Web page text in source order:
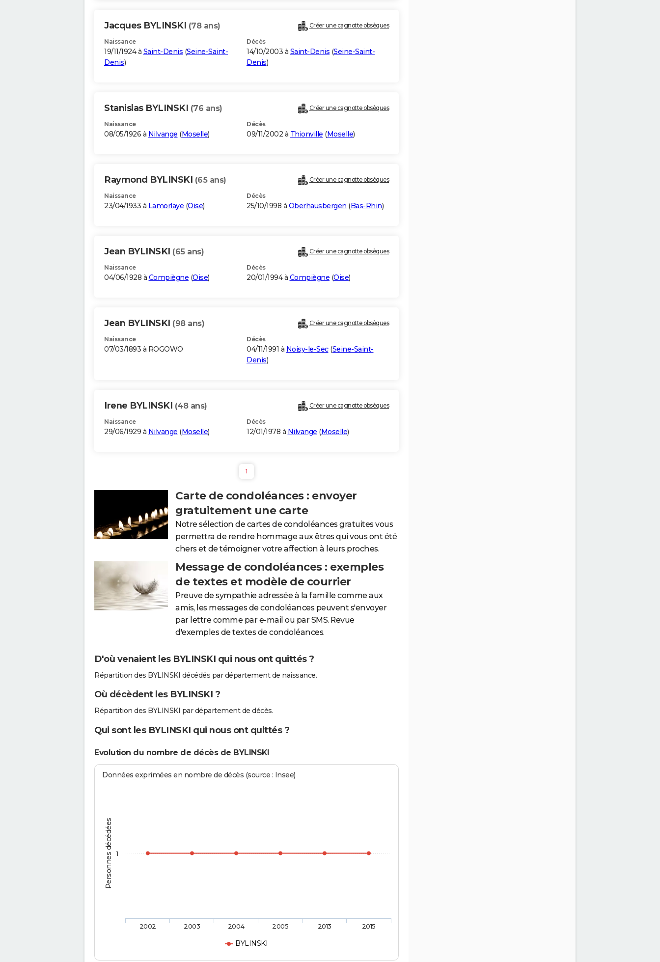
Jacques BYLINSKI (78 ans) Créer une cagnotte obsèques
Naissance
19/11/1924 à Saint-Denis (Seine-Saint-
Denis)
Décès
14/10/2003 à Saint-Denis (Seine-Saint-
Denis)
Stanislas BYLINSKI (76 ans) Créer une cagnotte obsèques
Naissance
08/05/1926 à Nilvange (Moselle)
Décès
09/11/2002 à Thionville (Moselle)
Raymond BYLINSKI (65 ans) Créer une cagnotte obsèques
Naissance
23/04/1933 à Lamorlaye (Oise)
Décès
25/10/1998 à Oberhausbergen (Bas-Rhin)
Jean BYLINSKI (65 ans) Créer une cagnotte obsèques
Naissance
04/06/1928 à Compiègne (Oise)
Décès
20/01/1994 à Compiègne (Oise)
Jean BYLINSKI (98 ans) Créer une cagnotte obsèques
Naissance
07/03/1893 à ROGOWO
Décès
04/11/1991 à Noisy-le-Sec(Seine-Saint-
Denis)
Irene BYLINSKI (48 ans) Créer une cagnotte obsèques
Naissance
29/06/1929 à Nilvange (Moselle)
Décès
12/01/1978 à Nilvange (Moselle)
1
Carte de condoléances : envoyer
gratuitement une carte
Notre sélection de cartes de condoléances gratuites vous
permettra de rendre hommage aux êtres qui vous ont été
chers et de témoigner votre affection à leurs proches.
Message de condoléances : exemples
de textes et modèle de courrier
Preuve de sympathie adressée à la famille comme aux
amis, les messages de condoléances peuvent s'envoyer
par lettre comme par e-mail ou par SMS. Revue
d'exemples de textes de condoléances.
D'où venaient les BYLINSKI qui nous ont quittés ?
Répartition des BYLINSKI décédés par département de naissance.
Où décèdent les BYLINSKI ?
Répartition des BYLINSKI par département de décès.
Qui sont les BYLINSKI qui nous ont quittés ?
Evolution du nombre de décès de BYLINSKI
Personnes décédées
Données exprimées en nombre de décès (source : Insee)
BYLINSKI
2002 2003 2004 2005 2013 2015
1